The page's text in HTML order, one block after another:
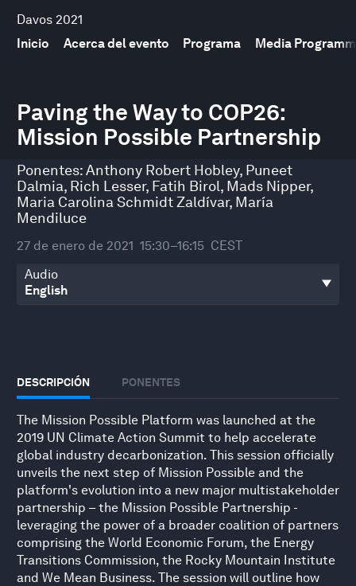
Davos 2021
Inicio
Acerca del evento Programa Media
Paving the Way to COP26:
Mission Possible Partnership
Ponentes:Anthony Robert Hobley, Puneet
Dalmia, Rich Lesser, Fatih Birol, Mads Nipper,
Maria Carolina Schmidt Zaldívar, María
Mendiluce
27 de enero de 2021 15:30–16:15 CEST
Audio
DESCRIPCIÓN PONENTES
The Mission Possible Platform was launched at the
2019 UN Climate Action Summit to help accelerate
global industry decarbonization. This session officially
unveils the next step of Mission Possible and the
platform's evolution into a new major multistakeholder
partnership – the Mission Possible Partnership -
leveraging the power of a broader coalition of partners
comprising the World Economic Forum, the Energy
Transitions Commission, the Rocky Mountain Institute
and We Mean Business. The session will outline how
seconds
of
44
minutes,
seconds